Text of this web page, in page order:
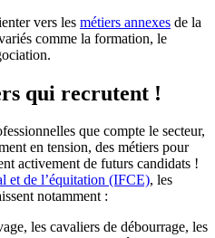
vers les métiers annexes de la
comme la formation, le
qui recrutent !
que compte le secteur,
en tension, des métiers pour
activement de futurs candidats !
et de l’équitation (IFCE), les
notamment :
les cavaliers de débourrage, les